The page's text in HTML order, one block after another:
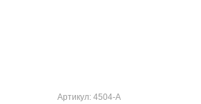
Артикул: 4504-A